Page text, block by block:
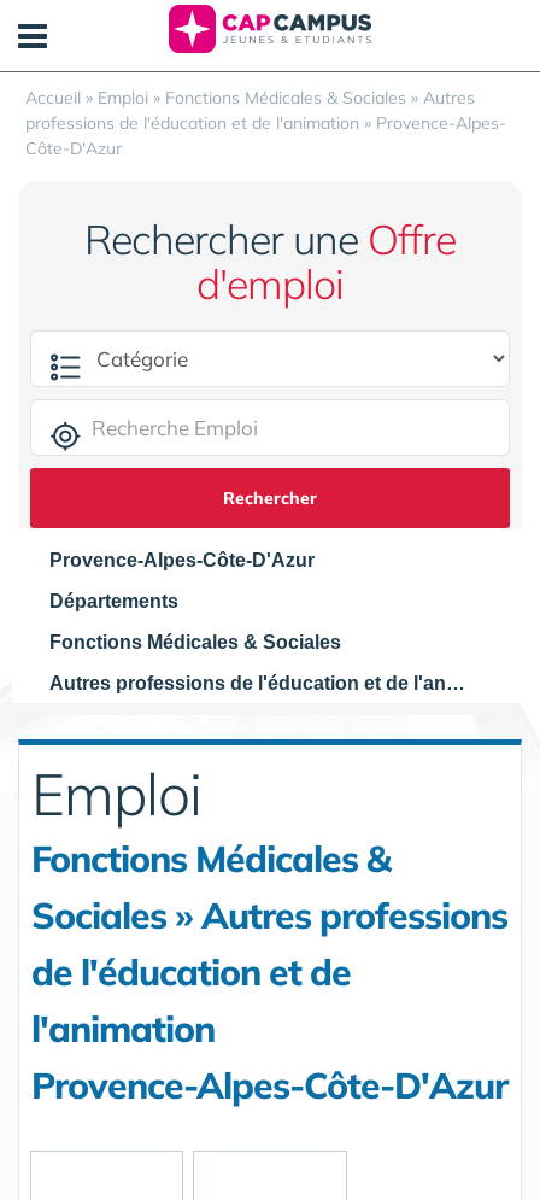
Accueil » Emploi » Fonctions Médicales & Sociales » Autres
professions de l'éducation et de l'animation » Provence-Alpes-
Côte-D'Azur
Rechercher une Offre
d'emploi
Rechercher
Provence-Alpes-Côte-D'Azur
Départements
Fonctions Médicales & Sociales
Autres professions de l'éducation et de l'animation
Emploi
Fonctions Médicales &
Sociales » Autres professions
de l'éducation et de
l'animation
Provence-Alpes-Côte-D'Azur
Panneau de gestion des cookies